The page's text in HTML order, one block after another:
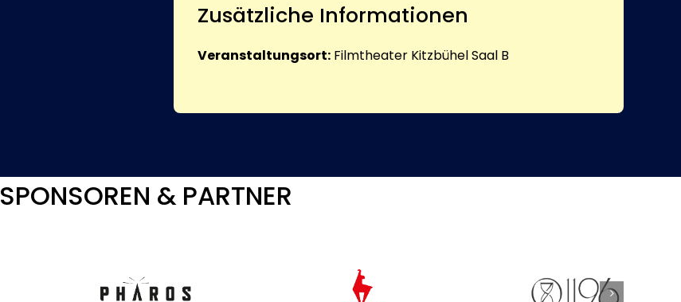
Zusätzliche Informationen
Veranstaltungsort: Filmtheater Kitzbühel Saal B
SPONSOREN & PARTNER